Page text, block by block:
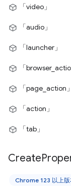
「video」
「audio」
「launcher」
「
「page_action」
「action」
「tab」
Create
Chrome 123 以上版